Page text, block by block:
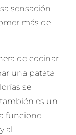
sensación
más de
de cocinar
una patata
se
también es un
funcione.
al